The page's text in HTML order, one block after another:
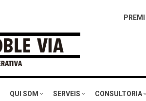
QUI SOM SERVEIS CONSULTORIA